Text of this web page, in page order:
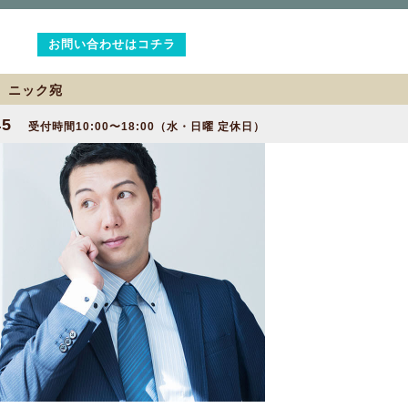
お問い合わせはコチラ
ック宛
受付時間10:00〜18:00（水・日曜 定休日）